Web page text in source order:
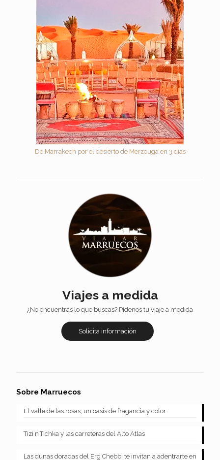
De Marrakech por el desierto de Merzouga en 3 días
Viajes a medida
¿No encuentras lo que buscas? Pídenos tu viaje a medida
Solicita información
Sobre Marruecos
El valle de las rosas, un oasis de fragancia y color
Tizi n’Tichka y las carreteras del Alto Atlas
Las dunas doradas del Erg Chebbi te invitan a adentrarte en